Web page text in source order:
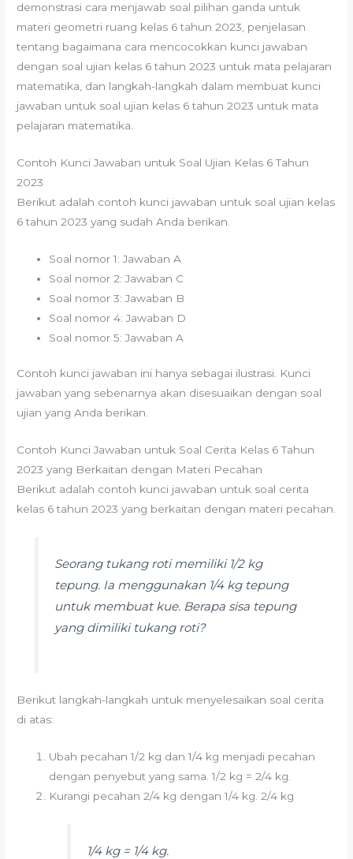
demonstrasi cara menjawab soal pilihan ganda untuk
materi geometri ruang kelas 6 tahun 2023, penjelasan
tentang bagaimana cara mencocokkan kunci jawaban
dengan soal ujian kelas 6 tahun 2023 untuk mata pelajaran
matematika, dan langkah-langkah dalam membuat kunci
jawaban untuk soal ujian kelas 6 tahun 2023 untuk mata
pelajaran matematika.
Contoh Kunci Jawaban untuk Soal Ujian Kelas 6 Tahun
2023
Berikut adalah contoh kunci jawaban untuk soal ujian kelas
6 tahun 2023 yang sudah Anda berikan.
Soal nomor 1: Jawaban A
Soal nomor 2: Jawaban C
Soal nomor 3: Jawaban B
Soal nomor 4: Jawaban D
Soal nomor 5: Jawaban A
Contoh kunci jawaban ini hanya sebagai ilustrasi. Kunci
jawaban yang sebenarnya akan disesuaikan dengan soal
ujian yang Anda berikan.
Contoh Kunci Jawaban untuk Soal Cerita Kelas 6 Tahun
2023 yang Berkaitan dengan Materi Pecahan
Berikut adalah contoh kunci jawaban untuk soal cerita
kelas 6 tahun 2023 yang berkaitan dengan materi pecahan.
Seorang tukang roti memiliki 1/2 kg
tepung. Ia menggunakan 1/4 kg tepung
untuk membuat kue. Berapa sisa tepung
yang dimiliki tukang roti?
Berikut langkah-langkah untuk menyelesaikan soal cerita
di atas:
Ubah pecahan 1/2 kg dan 1/4 kg menjadi pecahan
dengan penyebut yang sama. 1/2 kg = 2/4 kg.
Kurangi pecahan 2/4 kg dengan 1/4 kg. 2/4 kg
1/4 kg = 1/4 kg.